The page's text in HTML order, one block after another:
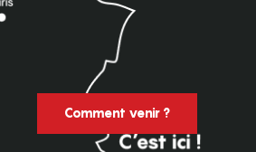
Comment venir ?